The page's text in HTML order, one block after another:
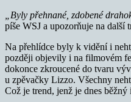
„Byly přehnané, zdobené
píše WSJ a upozorňuje na další
Na přehlídce byly k vidění i
později objevily i na filmovém
dokonce zkroucené do tvaru
u zpěvačky Lizzo. Všechny
Což je trend, jenž je dnes